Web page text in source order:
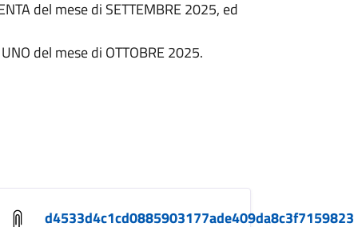
del mese di SETTEMBRE 2025, ed
del mese di OTTOBRE 2025.
d4533d4c1cd0885903177ade409da8c3f7159823